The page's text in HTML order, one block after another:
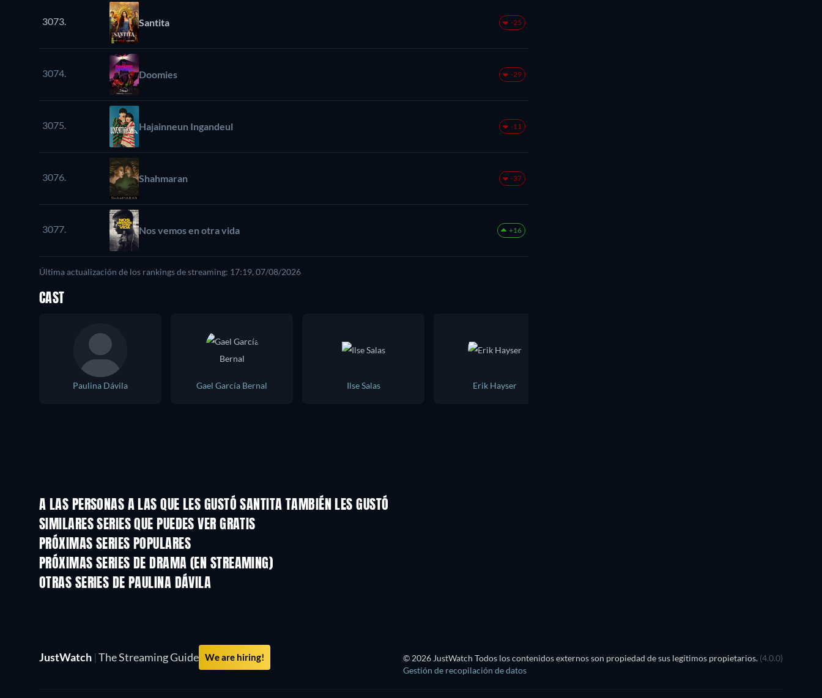
3073. Santita -25
3074. Doomies -29
3075. Hajainneun Ingandeul -11
3076. Shahmaran -37
3077. Nos vemos en otra vida +16
Última actualización de los rankings de streaming: 17:19, 07/08/2026
CAST
Paulina Dávila Gael García Bernal Ilse Salas Erik Hayser
A LAS PERSONAS A LAS QUE LES GUSTÓ SANTITA TAMBIÉN LES GUSTÓ
TV
SIMILARES SERIES QUE PUEDES VER GRATIS
PRÓXIMAS SERIES POPULARES
TV
PRÓXIMAS SERIES DE DRAMA (EN STREAMING)
Temporada 4 Temporada 6
OTRAS SERIES DE PAULINA DÁVILA
TV
JustWatch | The Streaming Guide We are hiring! © 2026 JustWatch Todos los contenidos externos son propiedad de sus legítimos propietarios. (4.0.0)
Gestión de recopilación de datos